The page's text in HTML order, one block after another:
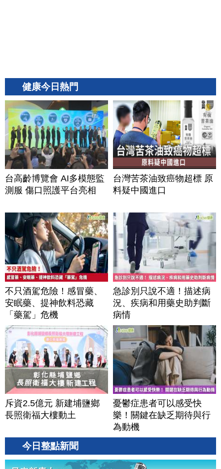
健康今日熱門
台高齡博覽會 AI多模態監
測服 傷口照護平台亮相
台灣苦茶油致癌物超標 原
料疑中國進口
不只酒駕危險！感冒藥、
安眠藥、提神飲料恐藏
「藥駕」危機
急診別只說不適！描述病
況、疾病和用藥史助判斷
病情
斥資2.5億元 新建埔鹽鄉
長照衛福大樓動土
憂鬱症患者可以感受快
樂！關鍵在缺乏期待與行
為動機
今日整點新聞